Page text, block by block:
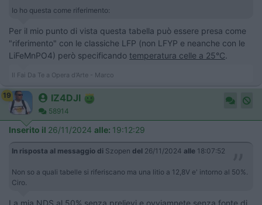
Io ho questa come riferimento:
Per il mio punto di vista questa tabella può essere presa come
"riferimento" con le classiche LFP (non LFYP e neanche con le
LiFeMnPO4) però specificando temperatura celle a 25°C.
Il Fai Da Te a Opera d'Arte - Marco
19 IZ4DJI
58914
Inserito il 26/11/2024 alle: 19:12:29
In risposta al messaggio di Szopen del 26/11/2024 alle 18:07:52
Non so a quali tabelle si riferiscano ma una litio a 12,8V e' intorno al 50%.
Ciro.